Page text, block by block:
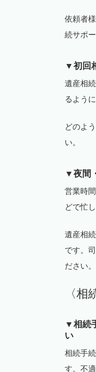
依頼者
続サポ
▼初回
遺産相
るよう
どのよ
い。
▼夜間
営業時
どで忙
遺産相
です。
ださい。
〈
▼相続
い
相続手
す。不